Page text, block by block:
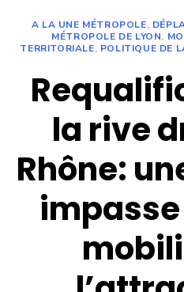
A LA UNE MÉTROPOLE,
MÉTROPOLE DE LYON,
TERRITORIALE, POLITIQUE DE
la rive
Rhône: